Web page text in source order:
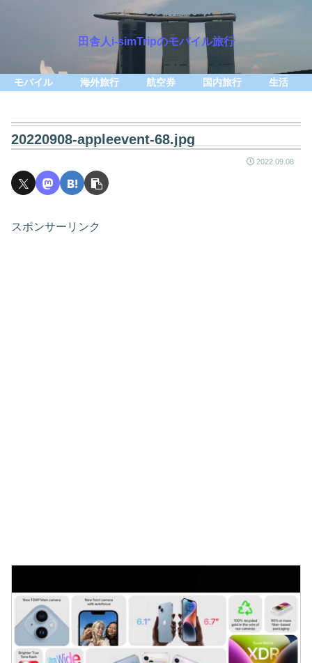
田舎人i-simTripのモバイル旅行
モバイル 海外旅行 航空券 国内旅行 生活
20220908-appleevent-68.jpg
2022.09.08
スポンサーリンク